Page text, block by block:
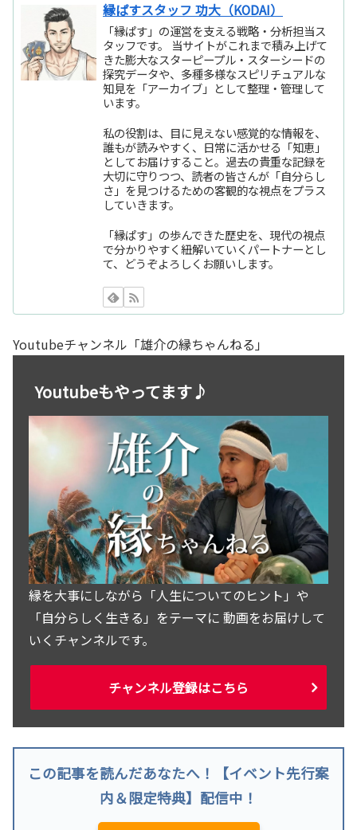
縁ぱすスタッフ 功大（KODAI）
「縁ぱす」の運営を支える戦略・分析担当ス
タッフです。 当サイトがこれまで積み上げて
きた膨大なスターピープル・スターシードの
探究データや、多種多様なスピリチュアルな
知見を「アーカイブ」として整理・管理して
います。
私の役割は、目に見えない感覚的な情報を、
誰もが読みやすく、日常に活かせる「知恵」
としてお届けすること。過去の貴重な記録を
大切に守りつつ、読者の皆さんが「自分らし
さ」を見つけるための客観的な視点をプラス
していきます。
「縁ぱす」の歩んできた歴史を、現代の視点
で分かりやすく紐解いていくパートナーとし
て、どうぞよろしくお願いします。
Youtubeチャンネル「雄介の縁ちゃんねる」
Youtubeもやってます♪
縁を大事にしながら「人生についてのヒント」や
「自分らしく生きる」をテーマに 動画をお届けして
いくチャンネルです。
チャンネル登録はこちら
この記事を読んだあなたへ！【イベント先行案
内＆限定特典】配信中！